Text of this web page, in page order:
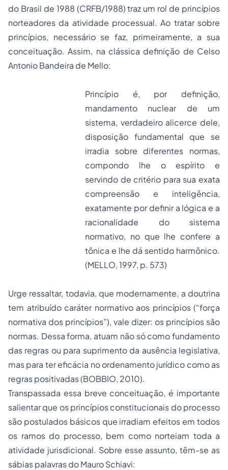
do Brasil de 1988 (CRFB/1988) traz um rol de princípios
norteadores da atividade processual. Ao tratar sobre
princípios, necessário se faz, primeiramente, a sua
conceituação. Assim, na clássica definição de Celso
Antonio Bandeira de Mello:
Princípio é, por definição,
mandamento nuclear de um
sistema, verdadeiro alicerce dele,
disposição fundamental que se
irradia sobre diferentes normas,
compondo lhe o espírito e
servindo de critério para sua exata
compreensão e inteligência,
exatamente por definir a lógica e a
racionalidade do sistema
normativo, no que lhe confere a
tônica e lhe dá sentido harmônico.
(MELLO, 1997, p. 573)
Urge ressaltar, todavia, que modernamente, a doutrina
tem atribuído caráter normativo aos princípios (“força
normativa dos princípios”), vale dizer: os princípios são
normas. Dessa forma, atuam não só como fundamento
das regras ou para suprimento da ausência legislativa,
mas para ter eficácia no ordenamento jurídico como as
regras positivadas (BOBBIO, 2010).
Transpassada essa breve conceituação, é importante
salientar que os princípios constitucionais do processo
são postulados básicos que irradiam efeitos em todos
os ramos do processo, bem como norteiam toda a
atividade jurisdicional. Sobre esse assunto, têm-se as
sábias palavras do Mauro Schiavi: